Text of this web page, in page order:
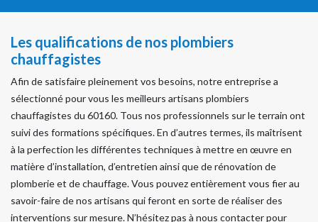
Les qualifications de nos plombiers
chauffagistes
Afin de satisfaire pleinement vos besoins, notre entreprise a
sélectionné pour vous les meilleurs artisans plombiers
chauffagistes du 60160. Tous nos professionnels sur le terrain ont
suivi des formations spécifiques. En d’autres termes, ils maîtrisent
à la perfection les différentes techniques à mettre en œuvre en
matière d’installation, d’entretien ainsi que de rénovation de
plomberie et de chauffage. Vous pouvez entièrement vous fier au
savoir-faire de nos artisans qui feront en sorte de réaliser des
interventions sur mesure. N’hésitez pas à nous contacter pour